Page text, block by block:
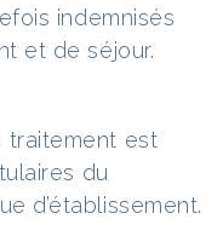
indemnisés
et de séjour.
traitement est
du
d’établissement.